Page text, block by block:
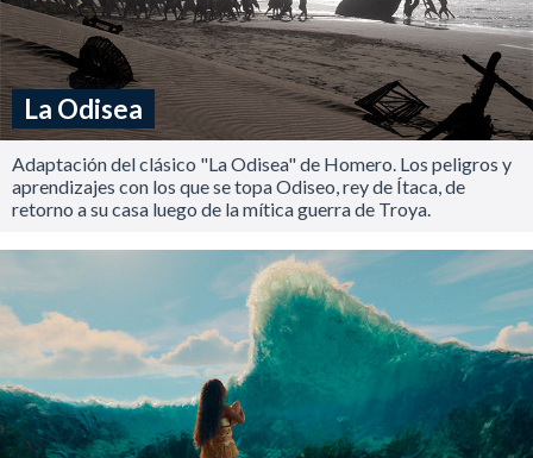
La Odisea
Adaptación del clásico "La Odisea" de Homero. Los peligros y
aprendizajes con los que se topa Odiseo, rey de Ítaca, de
retorno a su casa luego de la mítica guerra de Troya.